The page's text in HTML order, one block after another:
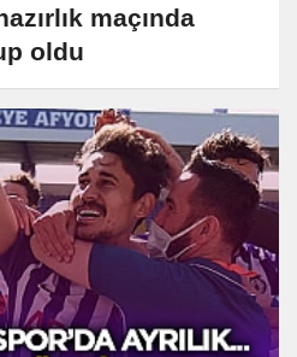
maçında
oldu